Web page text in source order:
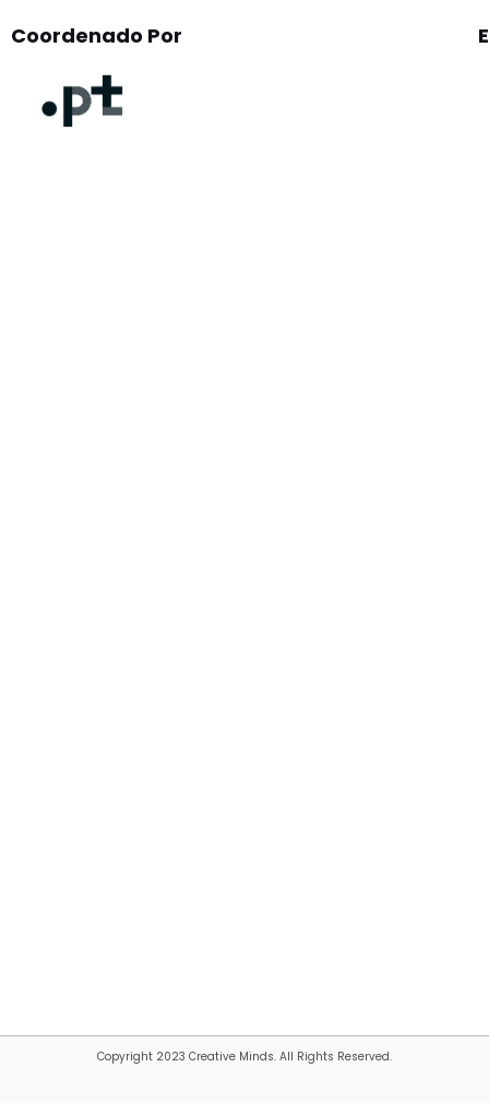
Coordenado Por
Copyright 2023 Creative Minds. All Rights Reserved.